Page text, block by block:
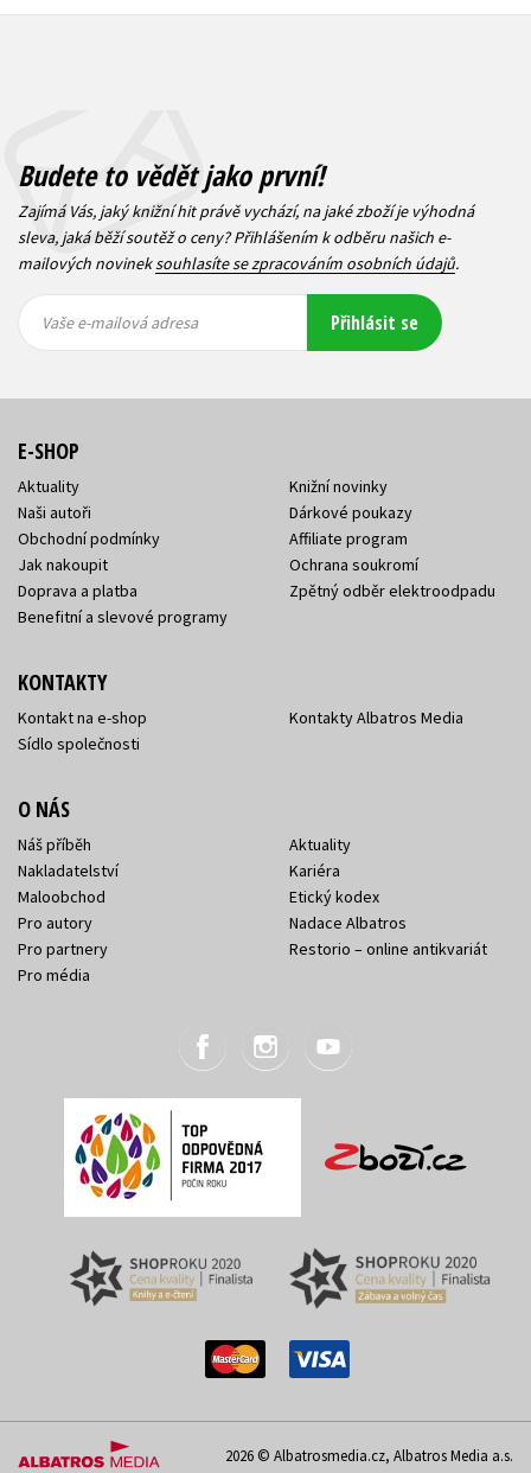
Budete to vědět jako první!
Zajímá Vás, jaký knižní hit právě vychází, na jaké zboží je výhodná
sleva, jaká běží soutěž o ceny? Přihlášením k odběru našich e-
mailových novineksouhlasíte se zpracováním osobních údajů.
mailová
mailová
Vaše e-mailová adresa Přihlásit se
E-SHOP
Aktuality
Naši autoři
Obchodní podmínky
Jak nakoupit
Doprava a platba
Benefitní a slevové programy
Knižní novinky
Dárkové poukazy
Affiliate program
Ochrana soukromí
Zpětný odběr elektroodpadu
KONTAKTY
Kontakt na e-shop
Sídlo společnosti
Kontakty Albatros Media
O NÁS
Náš příběh
Nakladatelství
Maloobchod
Pro autory
Pro partnery
Pro média
Aktuality
Kariéra
Etický kodex
Nadace Albatros
Restorio – online antikvariát
2026 © Albatrosmedia.cz, Albatros Media a.s.